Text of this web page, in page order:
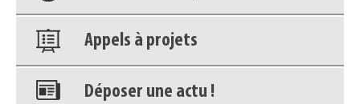
Appels à projets
Déposer une actu !